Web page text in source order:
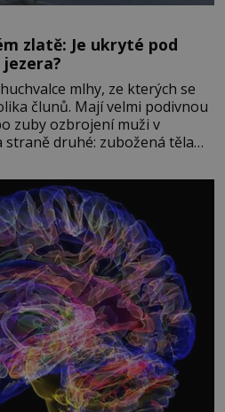
zlatě: Je ukryté pod
mlhy, ze kterých se
člunů. Mají velmi podivnou
zuby ozbrojení muži v
druhé: zubožená těla
Je jaro roku 1945, druhá
Jezero Stolpsee